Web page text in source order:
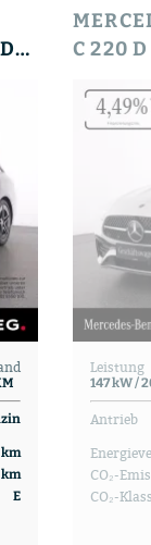
C 180 T AMG+NIGHT+SOUND+DISTRONIC+MEMORY+360°+++
km
km
E
Leistung
147 kW /
Antrieb
CO₂-
CO₂-